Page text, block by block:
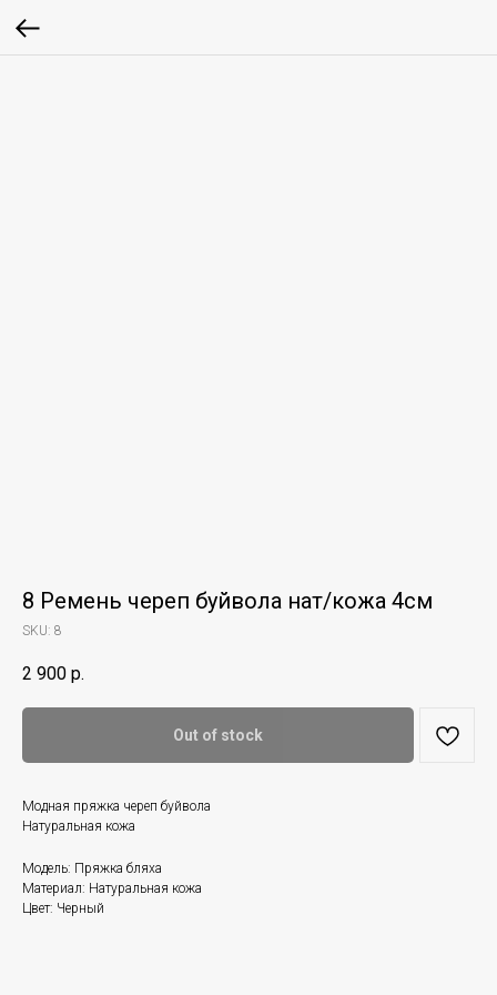
8 Ремень череп буйвола нат/кожа 4см
SKU: 8
2 900 р.
Out of stock
Модная пряжка череп буйвола
Натуральная кожа
Модель: Пряжка бляха
Материал: Натуральная кожа
Цвет: Черный